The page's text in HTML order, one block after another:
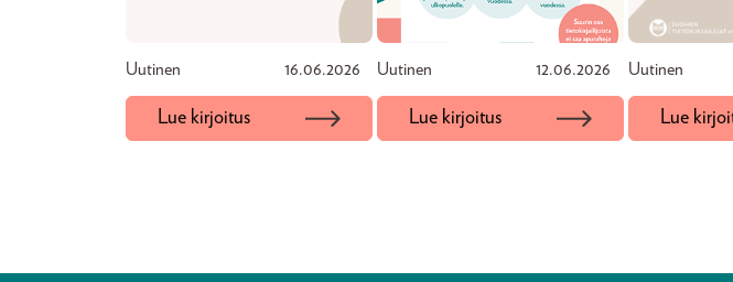
Uutinen 16.06.2026
Lue kirjoitus
Uutinen 12.06.2026
Lue kirjoitus
Uutinen
Lue